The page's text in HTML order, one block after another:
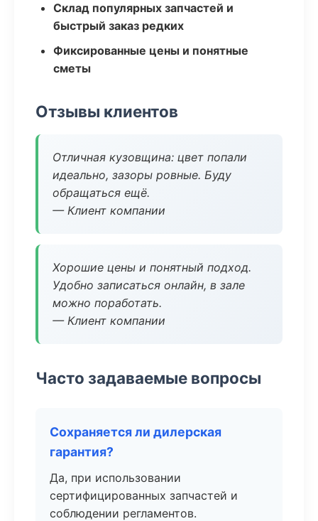
Склад популярных запчастей и
быстрый заказ редких
Фиксированные цены и понятные
сметы
Отзывы клиентов
Отличная кузовщина: цвет попали
идеально, зазоры ровные. Буду
обращаться ещё.
— Клиент компании
Хорошие цены и понятный подход.
Удобно записаться онлайн, в зале
можно поработать.
— Клиент компании
Часто задаваемые вопросы
Сохраняется ли дилерская
гарантия?
Да, при использовании
сертифицированных запчастей и
соблюдении регламентов.